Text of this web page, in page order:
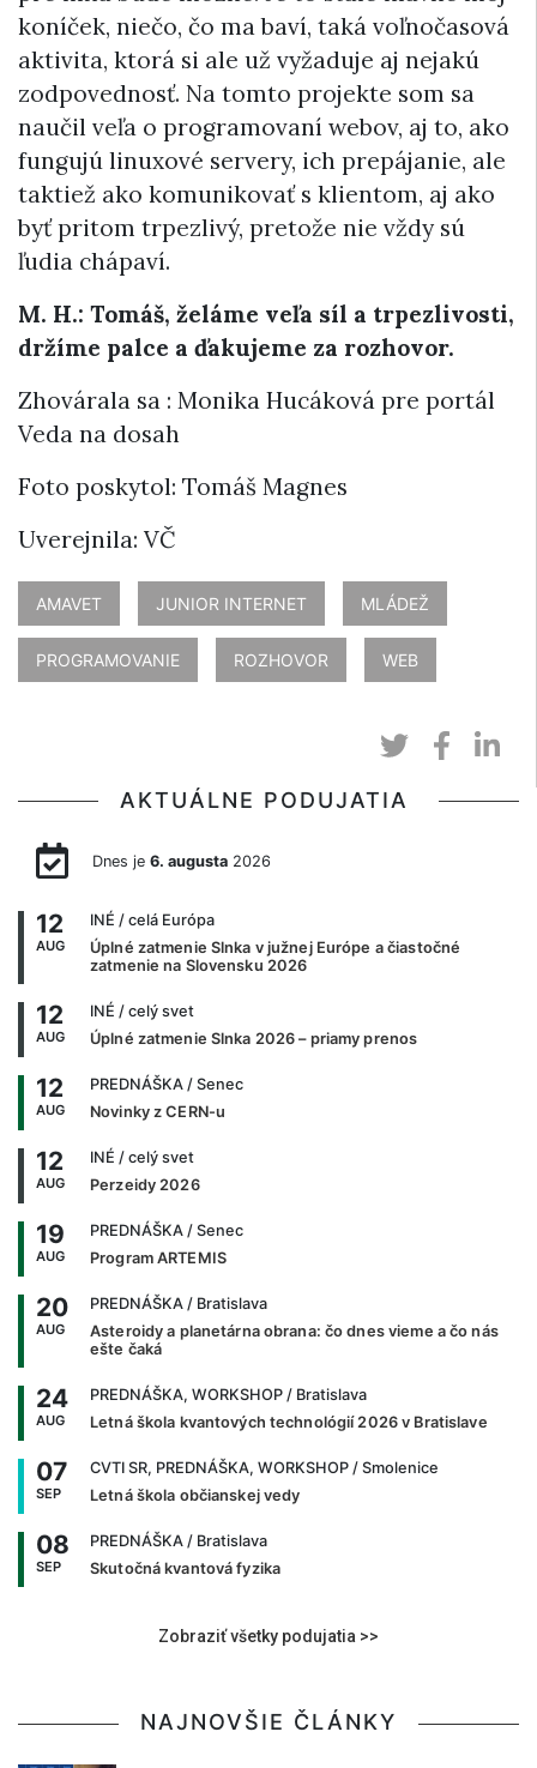
koníček, niečo, čo ma baví, taká voľnočasová
aktivita, ktorá si ale už vyžaduje aj nejakú
zodpovednosť. Na tomto projekte som sa
naučil veľa o programovaní webov, aj to, ako
fungujú linuxové servery, ich prepájanie, ale
taktiež ako komunikovať s klientom, aj ako
byť pritom trpezlivý, pretože nie vždy sú
ľudia chápaví.
M. H.: Tomáš, želáme veľa síl a trpezlivosti,
držíme palce a ďakujeme za rozhovor.
Zhovárala sa : Monika Hucáková pre portál
Veda na dosah
Foto poskytol: Tomáš Magnes
Uverejnila: VČ
AMAVET JUNIOR INTERNET MLÁDEŽ
PROGRAMOVANIE ROZHOVOR WEB
AKTUÁLNE PODUJATIA
Dnes je 6. augusta2026
12
AUG
INÉ / celá Európa
Úplné zatmenie Slnka v južnej Európe a čiastočné
zatmenie na Slovensku 2026
12
AUG
INÉ / celý svet
Úplné zatmenie Slnka 2026 – priamy prenos
12
AUG
PREDNÁŠKA / Senec
Novinky z CERN-u
12
AUG
INÉ / celý svet
Perzeidy 2026
19
AUG
PREDNÁŠKA / Senec
Program ARTEMIS
20
AUG
PREDNÁŠKA / Bratislava
Asteroidy a planetárna obrana: čo dnes vieme a čo nás
ešte čaká
24
AUG
PREDNÁŠKA, WORKSHOP / Bratislava
Letná škola kvantových technológií 2026 v Bratislave
07
SEP
CVTI SR, PREDNÁŠKA, WORKSHOP / Smolenice
Letná škola občianskej vedy
08
SEP
PREDNÁŠKA / Bratislava
Skutočná kvantová fyzika
Zobraziť všetky podujatia >>
NAJNOVŠIE ČLÁNKY